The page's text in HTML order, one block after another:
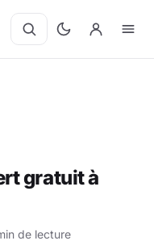
gratuit à
de lecture